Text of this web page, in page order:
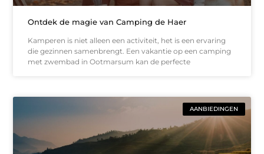
Ontdek de magie van Camping de Haer
Kamperen is niet alleen een activiteit, het is een ervaring
die gezinnen samenbrengt. Een vakantie op een camping
met zwembad in Ootmarsum kan de perfecte
AANBIEDINGEN